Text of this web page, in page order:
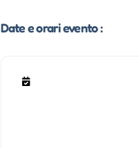
Date e orari evento :